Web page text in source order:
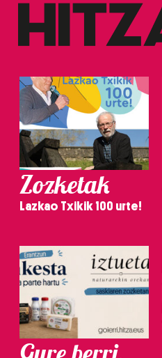
Zozketak
Lazkao Txikik 100 urte!